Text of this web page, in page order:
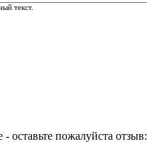
текст.
оставьте пожалуйста отзыв: